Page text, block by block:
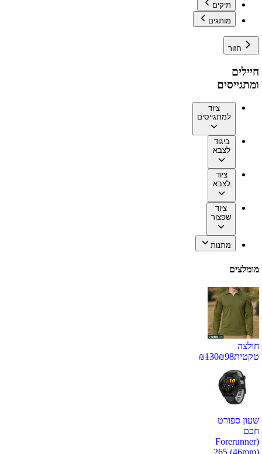
תיקים
מותגים
חזור
חיילים
ומתגייסים
ציוד
למתגייסים
ביגוד
לצבא
ציוד
לצבא
ציוד
שפצור
מתנות
מומלצים
חולצה
טקטית
₪98
₪130
שעון ספורט
חכם
(Forerunner